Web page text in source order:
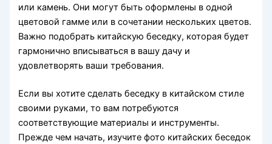
или камень. Они могут быть оформлены в одной
цветовой гамме или в сочетании нескольких цветов.
Важно подобрать китайскую беседку, которая будет
гармонично вписываться в вашу дачу и
удовлетворять ваши требования.
Если вы хотите сделать беседку в китайском стиле
своими руками, то вам потребуются
соответствующие материалы и инструменты.
Прежде чем начать, изучите фото китайских беседок